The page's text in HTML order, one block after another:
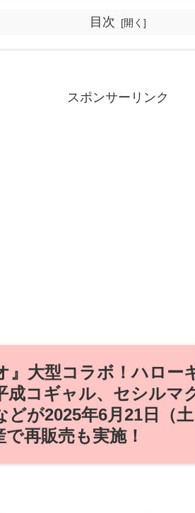
目次
スポンサーリンク
』大型コラボ！ハロー
成コギャル、セシルマ
が2025年6月21日（
で再販売も実施！